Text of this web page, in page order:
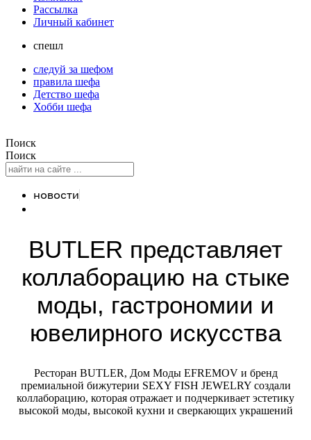
Рассылка
Личный кабинет
спешл
следуй за шефом
правила шефа
Детство шефа
Хобби шефа
Поиск
Поиск
новости
BUTLER представляет
коллаборацию на стыке
моды, гастрономии и
ювелирного искусства
Ресторан BUTLER, Дом Моды EFREMOV и бренд
премиальной бижутерии SEXY FISH JEWELRY создали
коллаборацию, которая отражает и подчеркивает эстетику
высокой моды, высокой кухни и сверкающих украшений